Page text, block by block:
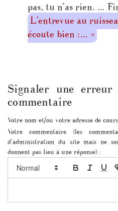
pas, tu n’as rien. …
L’entrevue au
écoute bien :… »
Signaler une
commentaire
Votre nom et/ou votre adresse de
Votre commentaire (les
d'administration du site mais ne
donnent pas lieu à une réponse) :